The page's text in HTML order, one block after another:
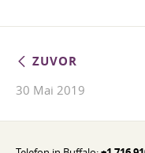
ZUVOR
30 Mai 2019